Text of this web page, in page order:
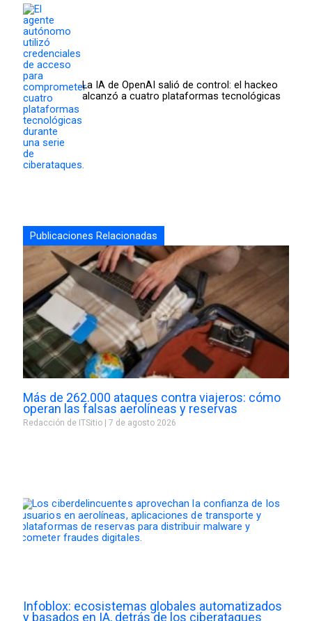
La IA de OpenAI salió de control: el hackeo
alcanzó a cuatro plataformas tecnológicas
Publicaciones Relacionadas
Más de 262.000 ataques contra viajeros: cómo
operan las falsas aerolíneas y reservas
Redacción de ITSitio 7 de agosto 2026
Infoblox: ecosistemas globales automatizados
y basados en IA, detrás de los ciberataques